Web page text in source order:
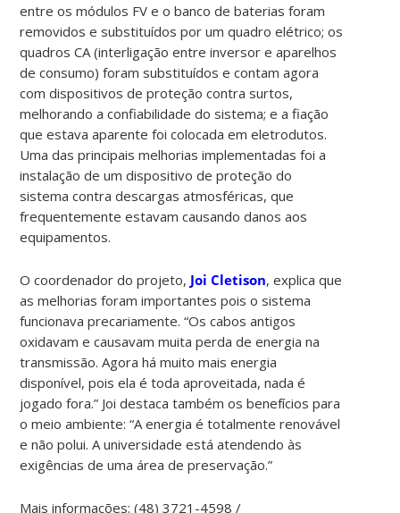
entre os módulos FV e o banco de baterias foram
removidos e substituídos por um quadro elétrico; os
quadros CA (interligação entre inversor e aparelhos
de consumo) foram substituídos e contam agora
com dispositivos de proteção contra surtos,
melhorando a confiabilidade do sistema; e a fiação
que estava aparente foi colocada em eletrodutos.
Uma das principais melhorias implementadas foi a
instalação de um dispositivo de proteção do
sistema contra descargas atmosféricas, que
frequentemente estavam causando danos aos
equipamentos.
O coordenador do projeto, Joi Cletison, explica que
as melhorias foram importantes pois o sistema
funcionava precariamente. “Os cabos antigos
oxidavam e causavam muita perda de energia na
transmissão. Agora há muito mais energia
disponível, pois ela é toda aproveitada, nada é
jogado fora.” Joi destaca também os benefícios para
o meio ambiente: “A energia é totalmente renovável
e não polui. A universidade está atendendo às
exigências de uma área de preservação.”
Mais informações: (48) 3721-4598 /